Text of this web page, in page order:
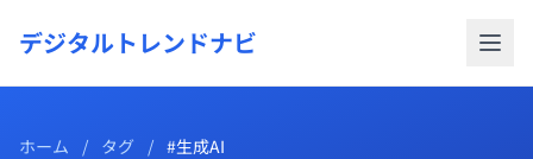
デジタルトレンドナビ
ホーム / タグ / #生成AI